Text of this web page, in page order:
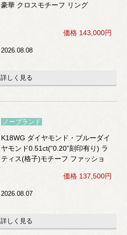
豪華 クロスモチーフ リング
価格 143,000円
2026.08.08
詳しく見る
ノーブランド
K18WG ダイヤモンド・ブルーダイ
ヤモンド0.51ct(“0.20”刻印有り) ラ
ティス(格子)モチーフ ファッショ
ンリング
価格 137,500円
2026.08.07
詳しく見る